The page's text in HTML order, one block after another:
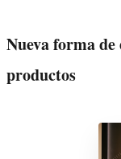
Nueva forma
productos